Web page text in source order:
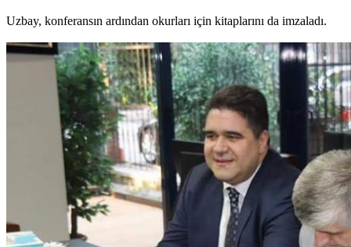
Uzbay, konferansın ardından okurları için kitaplarını da imzaladı.